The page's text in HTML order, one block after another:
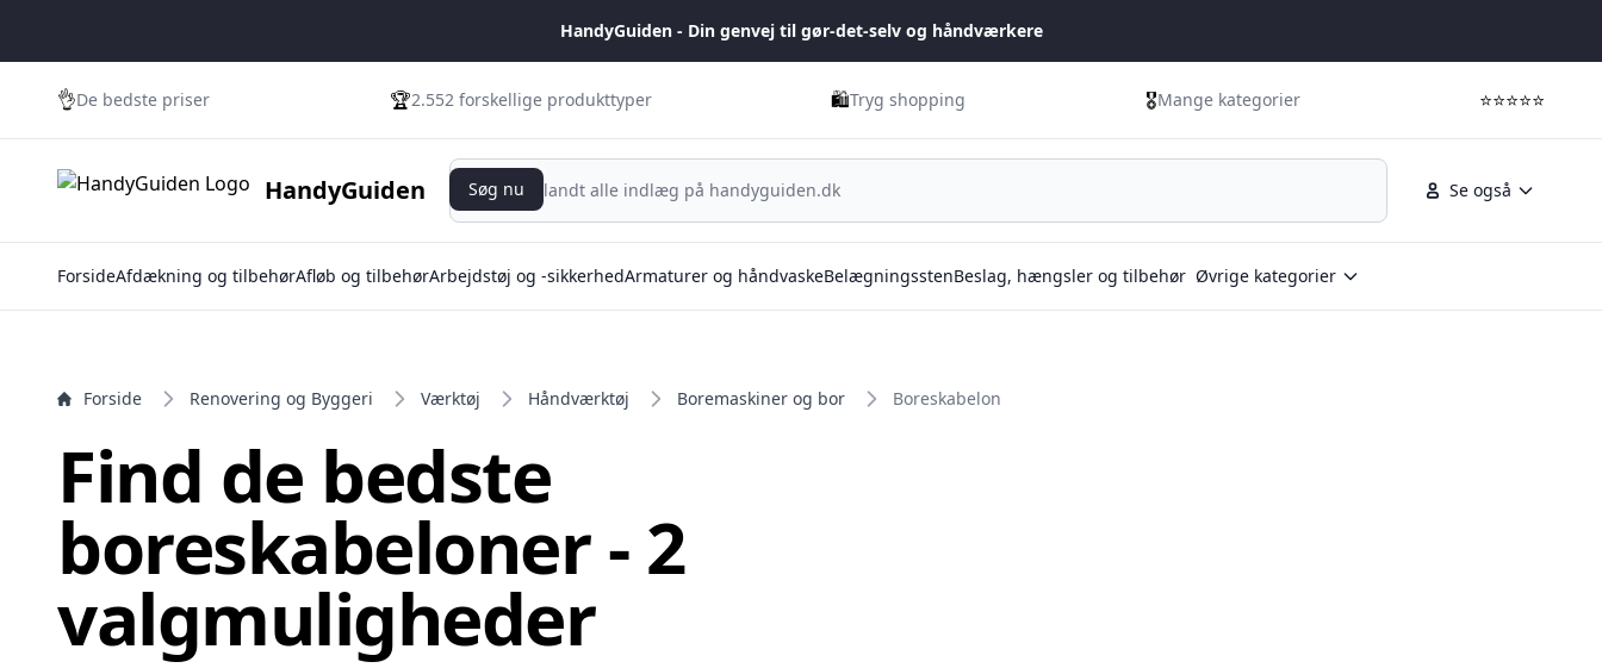
HandyGuiden - Din genvej til gør-det-selv og håndværkere
👌De bedste priser 🏆2.552 forskellige produkttyper 🛍️Tryg shopping 🎖️Mange kategorier ⭐⭐⭐⭐⭐
HandyGuiden Se også
Søg nu
Søg nu
ForsideAfdækning og tilbehørAfløb og tilbehørArbejdstøj og -sikkerhedArmaturer og håndvaskeBelægningsstenBeslag, hængsler og tilbehør Øvrige kategorier
Forside Renovering og Byggeri Værktøj Håndværktøj Boremaskiner og bor Boreskabelon
Find de bedste
boreskabeloner - 2
valgmuligheder